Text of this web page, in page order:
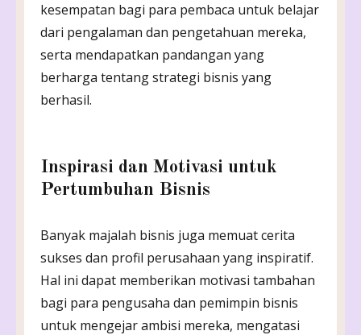
kesempatan bagi para pembaca untuk belajar
dari pengalaman dan pengetahuan mereka,
serta mendapatkan pandangan yang
berharga tentang strategi bisnis yang
berhasil.
Inspirasi dan Motivasi untuk
Pertumbuhan Bisnis
Banyak majalah bisnis juga memuat cerita
sukses dan profil perusahaan yang inspiratif.
Hal ini dapat memberikan motivasi tambahan
bagi para pengusaha dan pemimpin bisnis
untuk mengejar ambisi mereka, mengatasi